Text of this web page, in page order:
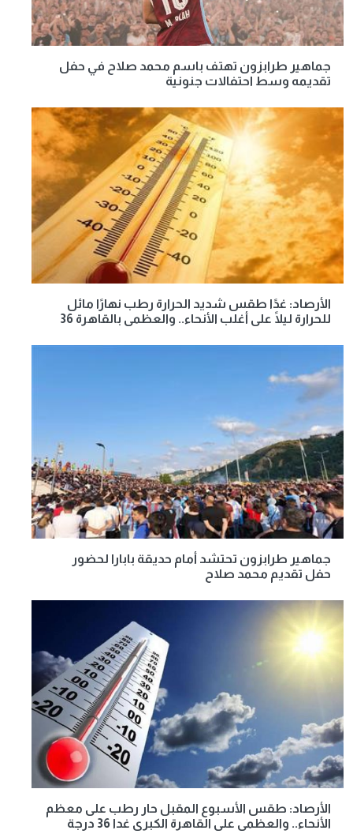
جماهير طرابزون تهتف باسم محمد صلاح في حفل
تقديمه وسط احتفالات جنونية
الأرصاد: غدًا طقس شديد الحرارة رطب نهارًا مائل
للحرارة ليلًا على أغلب الأنحاء.. والعظمى بالقاهرة 36
جماهير طرابزون تحتشد أمام حديقة بابارا لحضور
حفل تقديم محمد صلاح
الأرصاد: طقس الأسبوع المقبل حار رطب على معظم
الأنحاء.. والعظمى على القاهرة الكبرى غدا 36 درجة